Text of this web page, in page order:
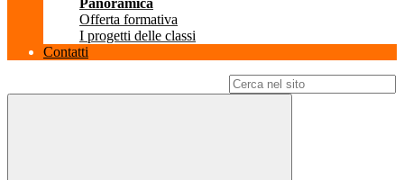
Panoramica
Offerta formativa
I progetti delle classi
Contatti